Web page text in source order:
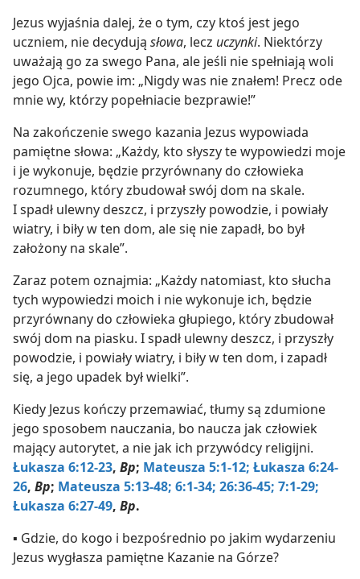
Jezus wyjaśnia dalej, że o tym, czy ktoś jest jego
uczniem, nie decydują słowa, lecz uczynki. Niektórzy
uważają go za swego Pana, ale jeśli nie spełniają woli
jego Ojca, powie im: „Nigdy was nie znałem! Precz ode
mnie wy, którzy popełniacie bezprawie!”
Na zakończenie swego kazania Jezus wypowiada
pamiętne słowa: „Każdy, kto słyszy te wypowiedzi moje
i je wykonuje, będzie przyrównany do człowieka
rozumnego, który zbudował swój dom na skale.
I spadł ulewny deszcz, i przyszły powodzie, i powiały
wiatry, i biły w ten dom, ale się nie zapadł, bo był
założony na skale”.
Zaraz potem oznajmia: „Każdy natomiast, kto słucha
tych wypowiedzi moich i nie wykonuje ich, będzie
przyrównany do człowieka głupiego, który zbudował
swój dom na piasku. I spadł ulewny deszcz, i przyszły
powodzie, i powiały wiatry, i biły w ten dom, i zapadł
się, a jego upadek był wielki”.
Kiedy Jezus kończy przemawiać, tłumy są zdumione
jego sposobem nauczania, bo naucza jak człowiek
mający autorytet, a nie jak ich przywódcy religijni.
Łukasza 6:12-23, Bp; Mateusza 5:1-12; Łukasza 6:24-
26, Bp; Mateusza 5:13-48; 6:1-34; 26:36-45; 7:1-29;
Łukasza 6:27-49, Bp.
▪ Gdzie, do kogo i bezpośrednio po jakim wydarzeniu
Jezus wygłasza pamiętne Kazanie na Górze?